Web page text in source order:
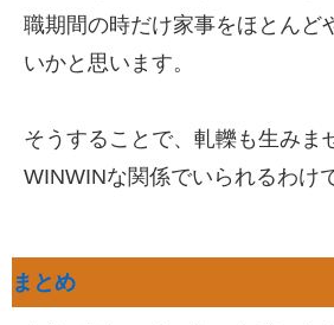
職期間の時だけ家事をほとんど
いかと思います。
そうすることで、軋轢も生みま
WINWINな関係でいられるわけ
まとめ